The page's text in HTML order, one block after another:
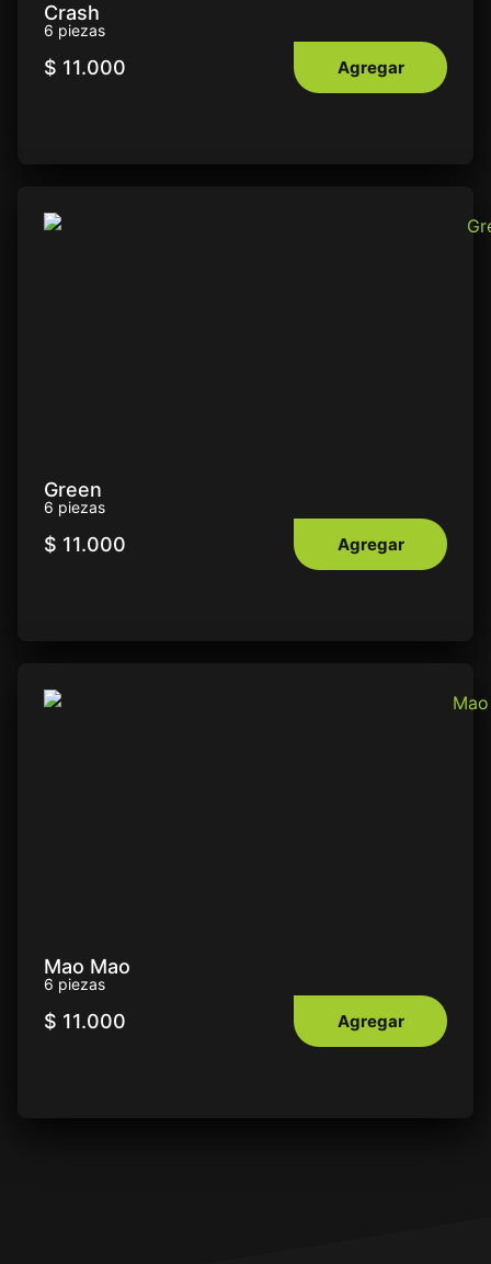
Crash
6 piezas
$ 11.000 Agregar
Green
6 piezas
$ 11.000 Agregar
Mao Mao
6 piezas
$ 11.000 Agregar